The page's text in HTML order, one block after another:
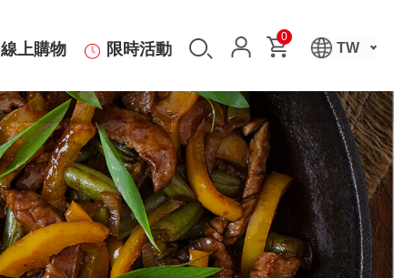
線上購物 限時活動 TW
0